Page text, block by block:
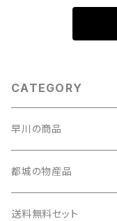
CATEGORY
早川の商品
早川のしょうゆ
早川のみそ
都城の物産品
お茶
送料無料セット